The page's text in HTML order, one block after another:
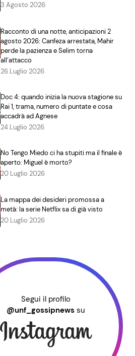
3 Agosto 2026
Racconto di una notte, anticipazioni 2
agosto 2026: Canfeza arrestata, Mahir
perde la pazienza e Selim torna
all’attacco
26 Luglio 2026
Doc 4: quando inizia la nuova stagione su
Rai 1, trama, numero di puntate e cosa
accadrà ad Agnese
24 Luglio 2026
No Tengo Miedo ci ha stupiti ma il finale è
aperto: Miguel è morto?
20 Luglio 2026
La mappa dei desideri promossa a
metà: la serie Netflix sa di già visto
20 Luglio 2026
Segui il profilo
@unf_gossipnews su